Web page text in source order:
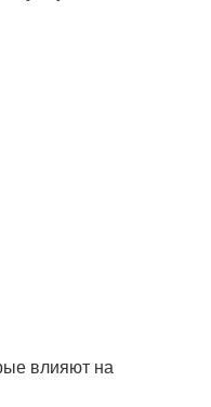
влияют на